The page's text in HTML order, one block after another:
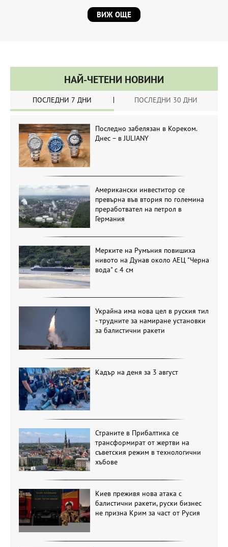
ВИЖ ОЩЕ
НАЙ-ЧЕТЕНИ НОВИНИ
ПОСЛЕДНИ 7 ДНИ ПОСЛЕДНИ 30 ДНИ
Последно забелязан в Кореком.
Днес – в JULIANY
Американски инвеститор се
превърна във втория по големина
преработвател на петрол в
Германия
Мерките на Румъния повишиха
нивото на Дунав около АЕЦ "Черна
вода" с 4 см
Украйна има нова цел в руския тил
- трудните за намиране установки
за балистични ракети
Кадър на деня за 3 август
Страните в Прибалтика се
трансформират от жертви на
съветския режим в технологични
хъбове
Киев преживя нова атака с
балистични ракети, руски бизнес
не призна Крим за част от Русия